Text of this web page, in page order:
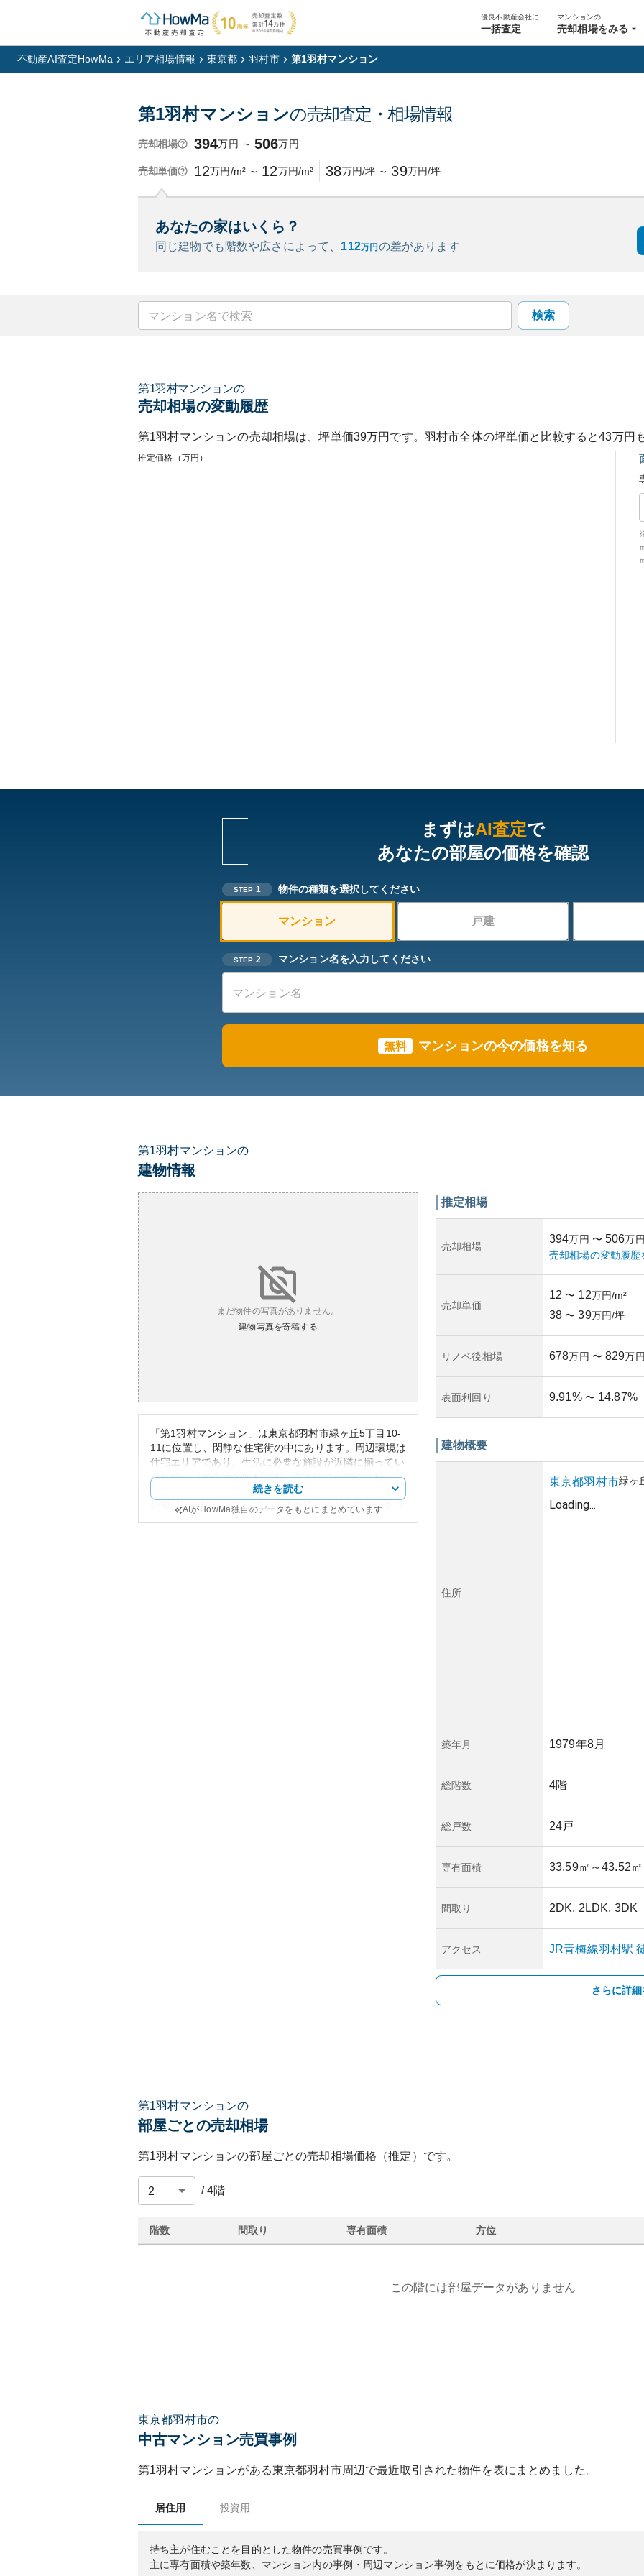
優良不動産会社に
一括査定
マンションの
売却相場をみる
不動産AI査定HowMa エリア相場情報 東京都 羽村市 第1羽村マンション
第1羽村マンションの売却査定・相場情報
売却相場 394万円 ～ 506万円
売却単価 12万円/m² ～ 12万円/m² 38万円/坪 ～ 39万円/坪
あなたの家はいくら？
同じ建物でも階数や広さによって、 112万円 の差があります
検索
第1羽村マンションの
売却相場の変動履歴
第1羽村マンションの売却相場は、坪単価39万円です。 羽村市全体の坪単価と比較すると43万円
推定価格（万円）
まずはAI査定で
あなたの部屋の価格を確認
STEP 1 物件の種類を選択してください
マンション 戸建
STEP 2 マンション名を入力してください
無料 マンションの今の価格を知る
第1羽村マンションの
建物情報
まだ物件の写真がありません。
建物写真を寄稿する
「第1羽村マンション」は東京都羽村市緑ヶ丘5丁目10-
11に位置し、閑静な住宅街の中にあります。周辺環境は
住宅エリアであり、生活に必要な施設が近隣に揃ってい
るため、日常生活が便利です。付近には公園や学校、ス
ーパーもあり、 子育て世代に好適です。
外観は比較的シンプルで、年代を感じさせる部分があり
続きを読む
AIがHowMa独自のデータをもとにまとめています
推定相場
売却相場
394万円 〜 506万
売却相場の変動履歴
売却単価
12 〜 12万円/m²
38 〜 39万円/坪
リノベ後相場 678万円 〜 829万
表面利回り 9.91% 〜 14.87%
建物概要
住所
東京都羽村市緑ヶ
Loading...
築年月 1979年8月
総階数 4階
総戸数 24戸
専有面積 33.59㎡ ～43.52㎡
間取り 2DK, 2LDK, 3DK
アクセス JR青梅線羽村駅
さらに詳
第1羽村マンションの
部屋ごとの売却相場
第1羽村マンションの部屋ごとの売却相場価格（推定）です。
/4階
階数 間取り 専有面積 方位
この階には部屋データがありません
東京都羽村市の
中古マンション売買事例
第1羽村マンションがある東京都羽村市周辺で最近取引された物件を表にまとめました。
居住用 投資用
持ち主が住むことを目的とした物件の売買事例です。
主に専有面積や築年数、マンション内の事例・周辺マンション事例をもとに価格が決まります。